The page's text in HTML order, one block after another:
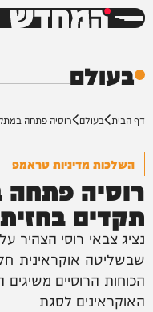
המחדש
בעולם
דף הבית בעולם רוסיה פתחה
השלכות מדיניות טראמפ
רוסיה
תקדים
נציג צבאי רוסי הצהיר
שבשליטה אוקראינית
הכוחות הרוסיים
האוקראינים לסגת